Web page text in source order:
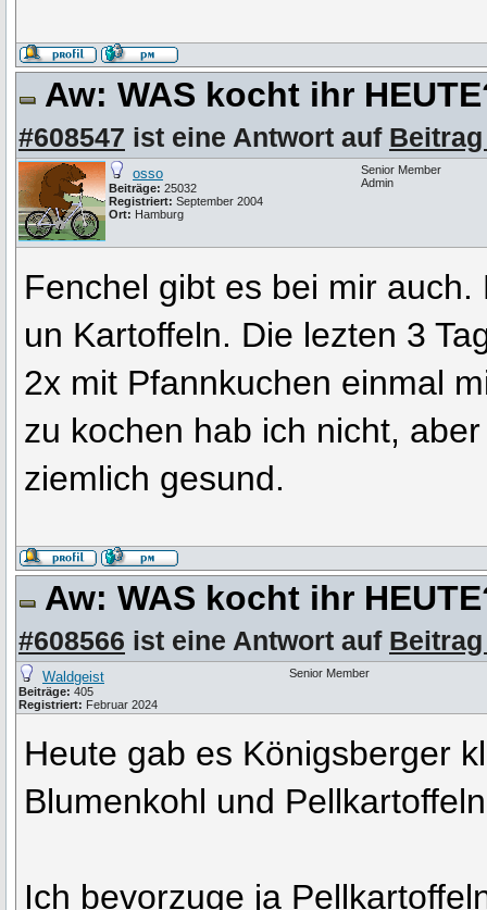
Aw: WAS kocht ihr
#608547 ist eine Antwort auf Beitrag
osso
Beiträge: 25032
Registriert: September 2004
Ort: Hamburg
Senior Member
Admin
Fenchel gibt es bei mir
un Kartoffeln. Die lezten 3
2x mit Pfannkuchen einmal
zu kochen hab ich nicht,
ziemlich gesund.
Aw: WAS kocht ihr
#608566 ist eine Antwort auf Beitrag
Waldgeist
Beiträge: 405
Registriert: Februar 2024
Senior Member
Heute gab es Königsberger
Blumenkohl und
Ich bevorzuge ja